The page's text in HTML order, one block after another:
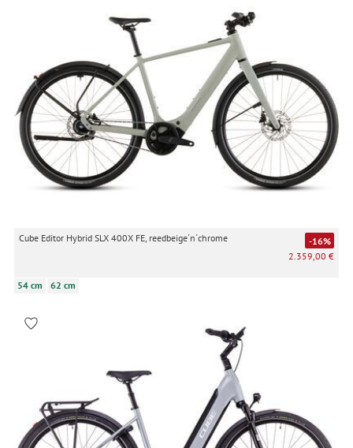
Cube Editor Hybrid SLX 400X FE, reedbeige´n´chrome
-16%
2.359,00 €
54 cm 62 cm